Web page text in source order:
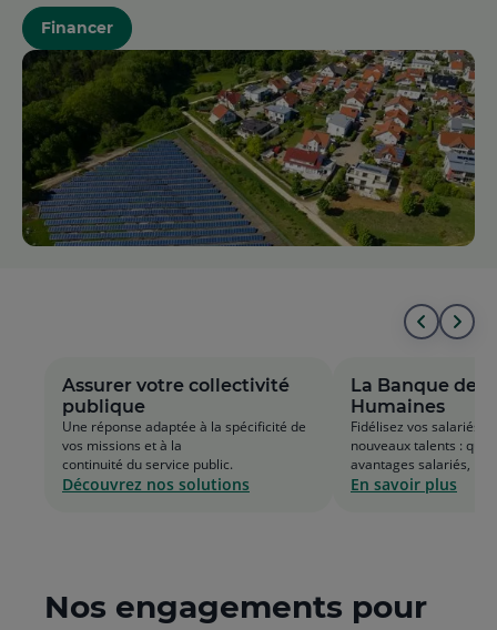
Financer
Aller
au
début
de
la
à
la
fin
de
Assurer votre collectivité
publique
Une réponse adaptée à la spécificité de
vos missions et à la
continuité du service public.
Découvrez nos solutions
La Banque des
Humaines
Fidélisez vos salariés,
nouveaux talents :
avantages salariés,
En savoir plus
Nos engagements pour